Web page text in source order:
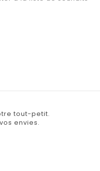
tout-petit.
envies.